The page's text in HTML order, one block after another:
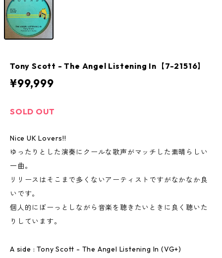
Tony Scott - The Angel Listening In【7-21516】
¥99,999
SOLD OUT
Nice UK Lovers!!
ゆったりとした演奏にクールな歌声がマッチした素晴らしい
一曲。
リリースはそこまで多くないアーティストですがなかなか良
いです。
個人的にぼーっとしながら音楽を聴きたいときに良く聴いた
りしています。
A side : Tony Scott - The Angel Listening In (VG+)